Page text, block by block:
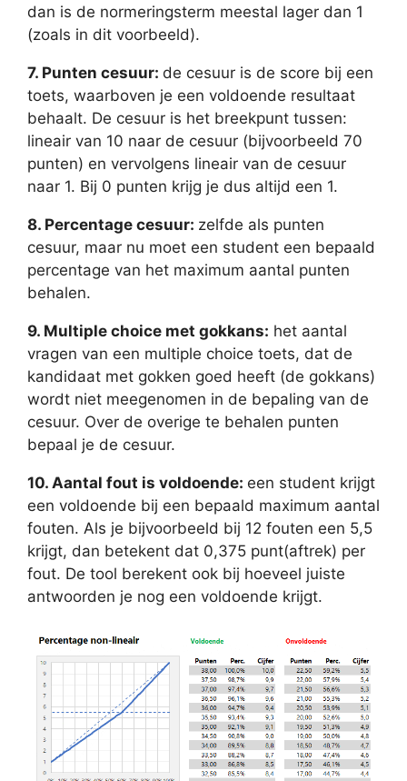
dan is de normeringsterm meestal lager dan 1
(zoals in dit voorbeeld).
7. Punten cesuur: de cesuur is de score bij een
toets, waarboven je een voldoende resultaat
behaalt. De cesuur is het breekpunt tussen:
lineair van 10 naar de cesuur (bijvoorbeeld 70
punten) en vervolgens lineair van de cesuur
naar 1. Bij 0 punten krijg je dus altijd een 1.
8. Percentage cesuur: zelfde als punten
cesuur, maar nu moet een student een bepaald
percentage van het maximum aantal punten
behalen.
9. Multiple choice met gokkans: het aantal
vragen van een multiple choice toets, dat de
kandidaat met gokken goed heeft (de gokkans)
wordt niet meegenomen in de bepaling van de
cesuur. Over de overige te behalen punten
bepaal je de cesuur.
10. Aantal fout is voldoende: een student krijgt
een voldoende bij een bepaald maximum aantal
fouten. Als je bijvoorbeeld bij 12 fouten een 5,5
krijgt, dan betekent dat 0,375 punt(aftrek) per
fout. De tool berekent ook bij hoeveel juiste
antwoorden je nog een voldoende krijgt.